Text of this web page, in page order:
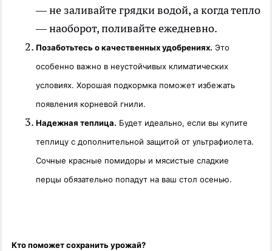
— не заливайте грядки водой, а когда тепло
— наоборот, поливайте ежедневно.
Позаботьтесь о качественных удобрениях. Это
особенно важно в неустойчивых климатических
условиях. Хорошая подкормка поможет избежать
появления корневой гнили.
Надежная теплица. Будет идеально, если вы купите
теплицу с дополнительной защитой от ультрафиолета.
Сочные красные помидоры и мясистые сладкие
перцы обязательно попадут на ваш стол осенью.
Кто поможет сохранить урожай?